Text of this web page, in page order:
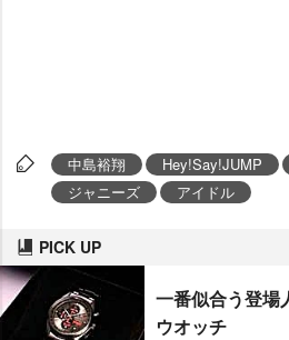
中島裕翔 Hey!Say!JUMP
ジャニーズ
アイドル
PICK UP
一番似合う登
ウオッチ